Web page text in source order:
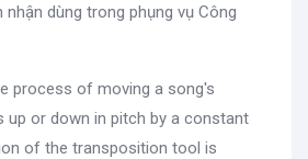
nhận dùng trong phụng vụ Công
process of moving a song's
up or down in pitch by a constant
of the transposition tool is